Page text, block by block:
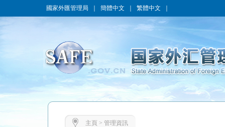
國家外匯管理局 簡體中文 繁體中文
主頁 > 管理資訊